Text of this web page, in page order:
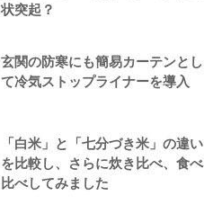
状突起？
玄関の防寒にも簡易カーテンとし
て冷気ストップライナーを導入
「白米」と「七分づき米」の違い
を比較し、さらに炊き比べ、食べ
比べしてみました